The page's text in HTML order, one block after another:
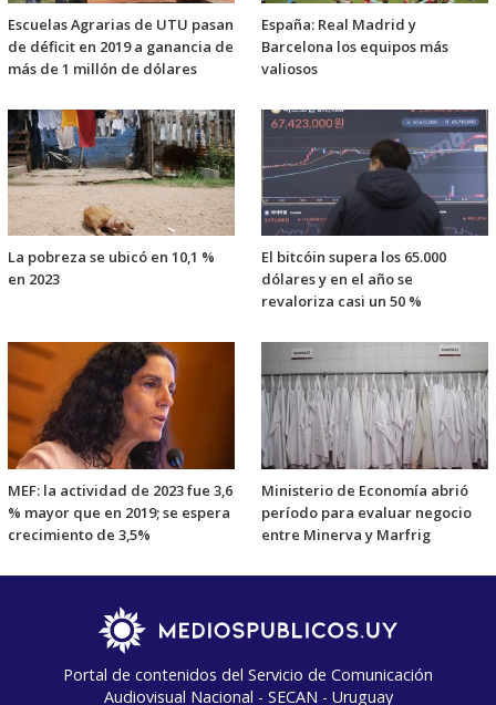
Escuelas Agrarias de UTU pasan
de déficit en 2019 a ganancia de
más de 1 millón de dólares
España: Real Madrid y
Barcelona los equipos más
valiosos
La pobreza se ubicó en 10,1 %
en 2023
El bitcóin supera los 65.000
dólares y en el año se
revaloriza casi un 50 %
MEF: la actividad de 2023 fue 3,6
% mayor que en 2019; se espera
crecimiento de 3,5%
Ministerio de Economía abrió
período para evaluar negocio
entre Minerva y Marfrig
Portal de contenidos del Servicio de Comunicación
Audiovisual Nacional - SECAN - Uruguay